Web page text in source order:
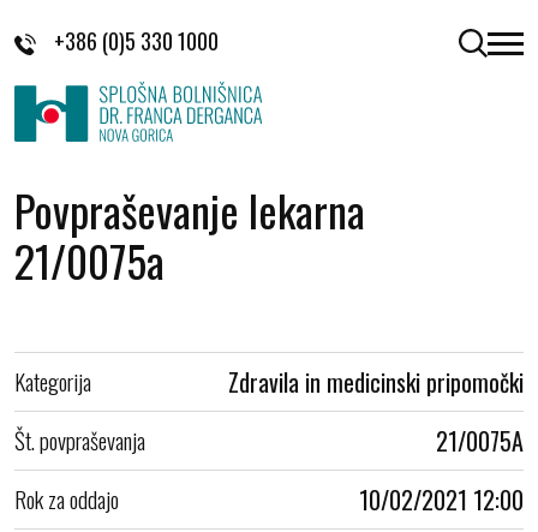
+386 (0)5 330 1000 odpri
Povpraševanje lekarna
21/0075a
Kategorija Zdravila in medicinski pripomočki
Št. povpraševanja 21/0075A
Rok za oddajo 10/02/2021 12:00